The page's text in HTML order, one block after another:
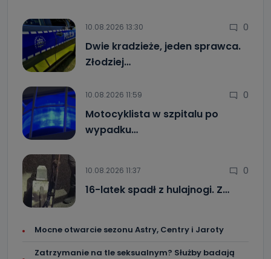
10.08.2026 13:30 0
Dwie kradzieże, jeden sprawca.
Złodziej…
10.08.2026 11:59 0
Motocyklista w szpitalu po
wypadku…
10.08.2026 11:37 0
16-latek spadł z hulajnogi. Z…
Mocne otwarcie sezonu Astry, Centry i Jaroty
Zatrzymanie na tle seksualnym? Służby badają